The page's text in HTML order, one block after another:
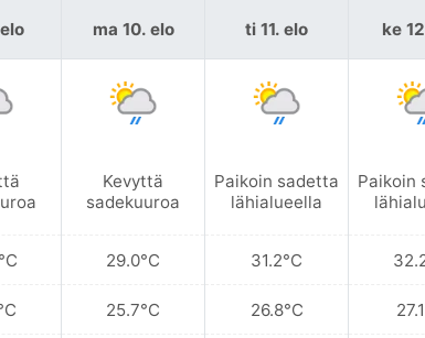
ma 10. elo
Kevyttä
sadekuuroa
29.0°C
25.7°C
ti 11. elo
Paikoin sadetta
lähialueella
31.2°C
26.8°C
ke
Paikoin